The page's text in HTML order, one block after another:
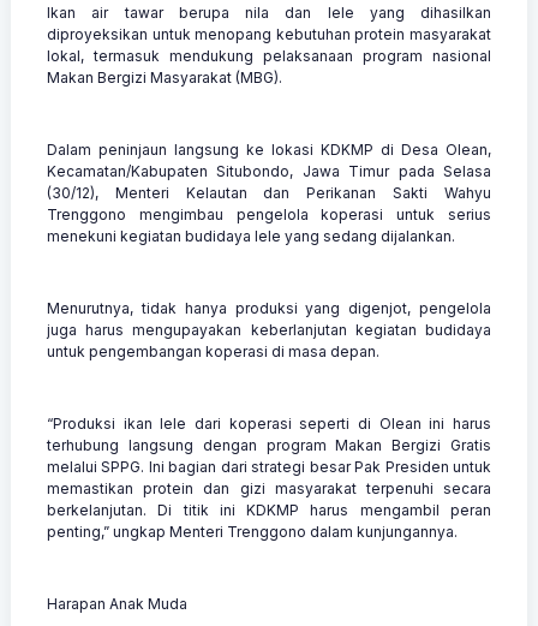
Ikan air tawar berupa nila dan lele yang dihasilkan
diproyeksikan untuk menopang kebutuhan protein masyarakat
lokal, termasuk mendukung pelaksanaan program nasional
Makan Bergizi Masyarakat (MBG).
Dalam peninjaun langsung ke lokasi KDKMP di Desa Olean,
Kecamatan/Kabupaten Situbondo, Jawa Timur pada Selasa
(30/12), Menteri Kelautan dan Perikanan Sakti Wahyu
Trenggono mengimbau pengelola koperasi untuk serius
menekuni kegiatan budidaya lele yang sedang dijalankan.
Menurutnya, tidak hanya produksi yang digenjot, pengelola
juga harus mengupayakan keberlanjutan kegiatan budidaya
untuk pengembangan koperasi di masa depan.
“Produksi ikan lele dari koperasi seperti di Olean ini harus
terhubung langsung dengan program Makan Bergizi Gratis
melalui SPPG. Ini bagian dari strategi besar Pak Presiden untuk
memastikan protein dan gizi masyarakat terpenuhi secara
berkelanjutan. Di titik ini KDKMP harus mengambil peran
penting,” ungkap Menteri Trenggono dalam kunjungannya.
Harapan Anak Muda